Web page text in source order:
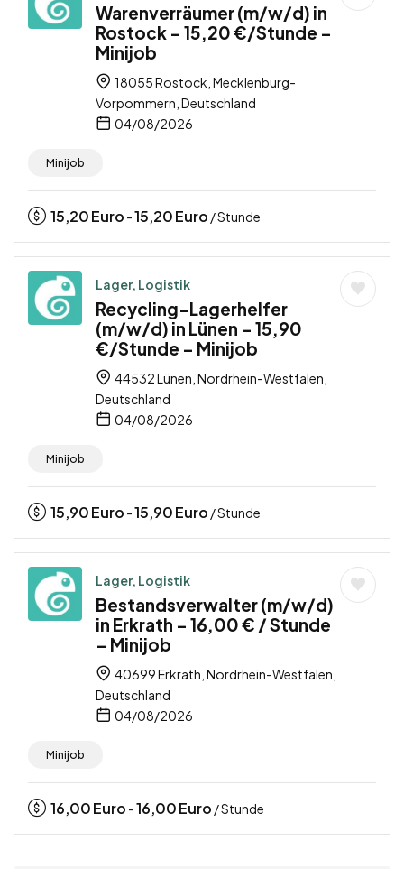
Warenverräumer (m/w/d) in
Rostock – 15,20 €/Stunde –
Minijob
18055 Rostock, Mecklenburg-
Vorpommern, Deutschland
04/08/2026
Minijob
15,20Euro -15,20Euro / Stunde
Lager, Logistik
Recycling-Lagerhelfer
(m/w/d) in Lünen – 15,90
€/Stunde – Minijob
44532 Lünen, Nordrhein-Westfalen,
Deutschland
04/08/2026
Minijob
15,90Euro -15,90Euro / Stunde
Lager, Logistik
Bestandsverwalter (m/w/d)
in Erkrath – 16,00 € / Stunde
– Minijob
40699 Erkrath, Nordrhein-Westfalen,
Deutschland
04/08/2026
Minijob
16,00Euro -16,00Euro / Stunde